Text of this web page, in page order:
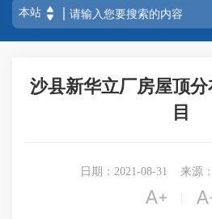
沙县新华立厂房屋顶
目
日期：2021-08-31 来源
